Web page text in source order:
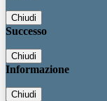
Chiudi
Successo
Chiudi
Informazione
Chiudi